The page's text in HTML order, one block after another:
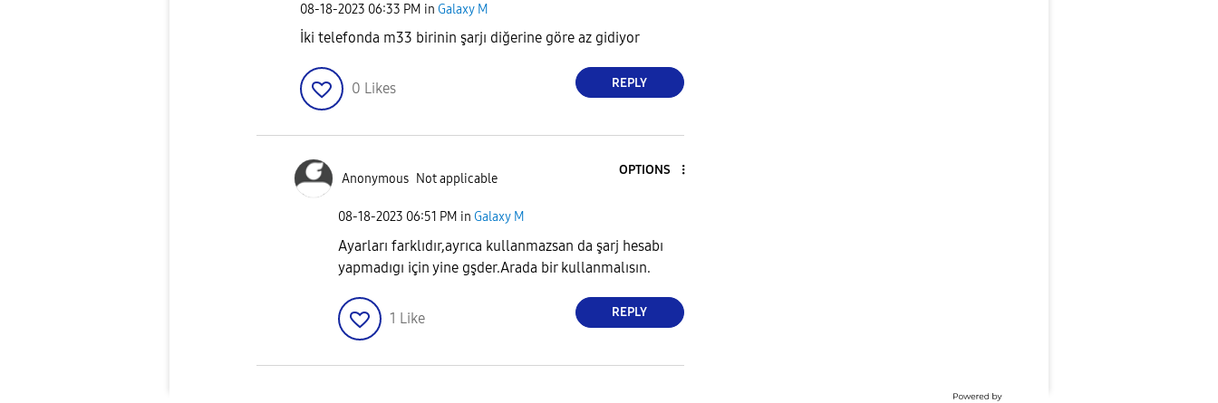
‎08-18-2023 06:33 PM in Galaxy M
İki telefonda m33 birinin şarjı diğerine göre az gidiyor
0 Likes REPLY
Anonymous Not applicable
OPTIONS
‎08-18-2023 06:51 PM in Galaxy M
Ayarları farklıdır,ayrıca kullanmazsan da şarj hesabı
yapmadıgı için yine gşder.Arada bir kullanmalısın.
1 Like REPLY